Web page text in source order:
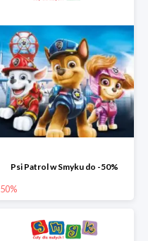
Psi Patrol w Smyku do -50%
50%